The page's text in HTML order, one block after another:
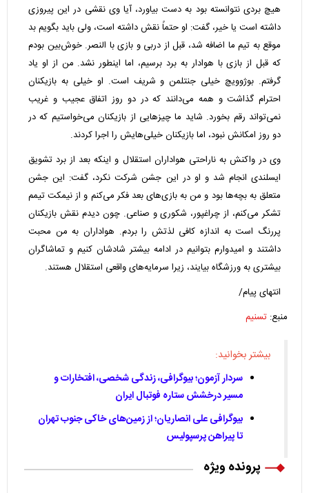
هیچ بردی نتوانسته بود به دست بیاورد، آیا وی نقشی در این پیروزی
داشته است یا خیر، گفت: او حتماً نقش داشته است، ولی باید بگویم بد
موقع به تیم ما اضافه شد، قبل از دربی و بازی با النصر. خوش‌بین بودم
که قبل از بازی با هوادار به برد برسیم، اما اینطور نشد. من از او یاد
گرفتم. بوژوویچ خیلی جنتلمن و شریف است. او خیلی به بازیکنان
احترام گذاشت و همه می‌دانند که در دو روز اتفاق عجیب و غریب
نمی‌تواند رقم بخورد. شاید ما چیزهایی از بازیکنان می‌خواستیم که در
دو روز امکانش نبود، اما بازیکنان خیلی‌هایش را اجرا کردند.
وی در واکنش به ناراحتی هواداران استقلال و اینکه بعد از برد تشویق
ایسلندی انجام شد و او در این جشن شرکت نکرد، گفت: این جشن
متعلق به بچه‌ها بود و من به بازی‌های بعد فکر می‌کنم و از نیمکت تیمم
تشکر می‌کنم، از چراغپور، شکوری و صناعی. چون دیدم نقش بازیکنان
پررنگ است به اندازه کافی لذتش را بردم. هواداران به من محبت
داشتند و امیدوارم بتوانیم در ادامه بیشتر شادشان کنیم و تماشاگران
بیشتری به ورزشگاه بیایند، زیرا سرمایه‌های واقعی استقلال هستند.
انتهای پیام/
منبع: تسنیم
بیشتر بخوانید:
سردار آزمون؛ بیوگرافی، زندگی شخصی، افتخارات و
مسیر درخشش ستاره فوتبال ایران
بیوگرافی علی انصاریان؛ از زمین‌های خاکی جنوب تهران
تا پیراهن پرسپولیس
پرونده ویژه